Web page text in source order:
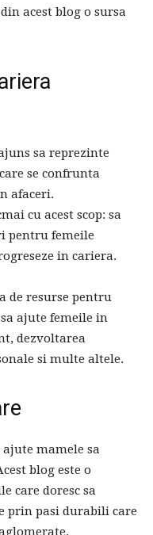
acest blog o sursa
sa reprezinte
se confrunta
afaceri.
cu acest scop: sa
pentru femeile
in cariera.
de resurse pentru
ajute femeile in
dezvoltarea
si multe altele.
ajute mamele sa
blog este o
care doresc sa
prin pasi durabili care